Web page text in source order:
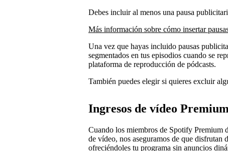
Debes incluir al menos una pausa
Más información sobre cómo insertar
Una vez que hayas incluido pausas
segmentados en tus episodios cuando se
plataforma de reproducción de pódcasts.
También puedes elegir si quieres excluir
Ingresos de vídeo Premium
Cuando los miembros de Spotify Premium
de vídeo, nos aseguramos de que
ofreciéndoles tu programa sin anuncios